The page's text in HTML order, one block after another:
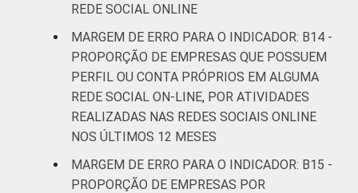
REDE SOCIAL ONLINE
MARGEM DE ERRO PARA O INDICADOR: B14 -
PROPORÇÃO DE EMPRESAS QUE POSSUEM
PERFIL OU CONTA PRÓPRIOS EM ALGUMA
REDE SOCIAL ON-LINE, POR ATIVIDADES
REALIZADAS NAS REDES SOCIAIS ONLINE
NOS ÚLTIMOS 12 MESES
MARGEM DE ERRO PARA O INDICADOR: B15 -
PROPORÇÃO DE EMPRESAS POR